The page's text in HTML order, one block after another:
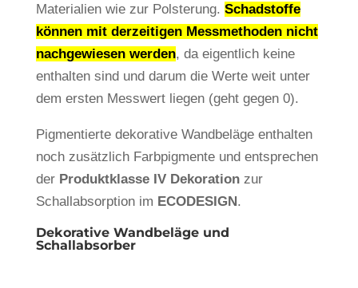
Materialien wie zur Polsterung. Schadstoffe
können mit derzeitigen Messmethoden nicht
nachgewiesen werden, da eigentlich keine
enthalten sind und darum die Werte weit unter
dem ersten Messwert liegen (geht gegen 0).
Pigmentierte dekorative Wandbeläge enthalten
noch zusätzlich Farbpigmente und entsprechen
der Produktklasse IV Dekorationzur
Schallabsorption im ECODESIGN.
Dekorative Wandbeläge und
Schallabsorber